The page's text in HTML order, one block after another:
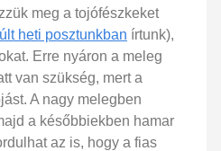
meg a tojófészkeket
heti posztunkban írtunk),
Erre nyáron a meleg
van szükség, mert a
A nagy melegben
a későbbiekben hamar
az is, hogy a fias